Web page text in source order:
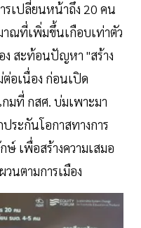
รเปลี่ยนหน้าถึง 20 คน
าณที่เพิ่มขึ้นเกือบเท่าตัว
ง สะท้อนปัญหา "สร้าง
อเนื่อง ก่อนเปิด
มที่ กสศ. บ่มเพาะมา
ระกันโอกาสทางการ
เพื่อสร้างความเสมอ
นตามการเมือง